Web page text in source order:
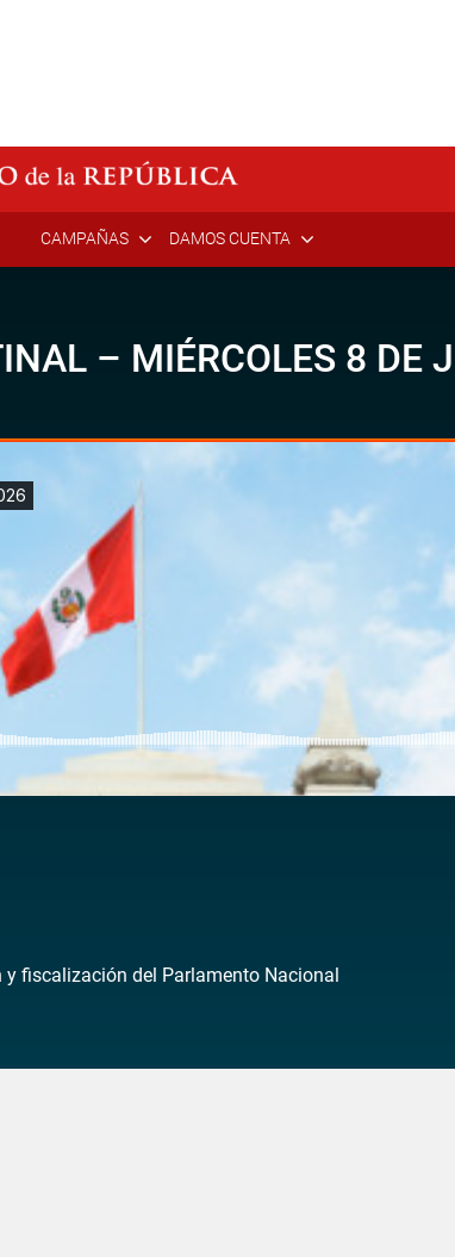
CAMPAÑAS DAMOS CUENTA
– MIÉRCOLES 8 DE
fiscalización del Parlamento Nacional